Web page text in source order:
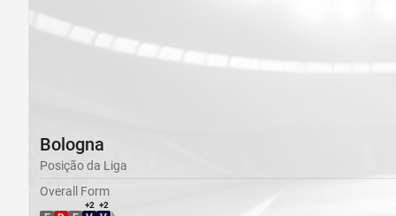
Bologna
Posição da Liga
Overall Form
+2 +2